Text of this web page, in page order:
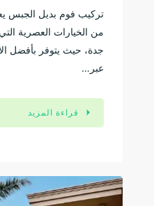
تركيب فوم بديل الجبس
من الخيارات العصرية
جدة، حيث يتوفر بأفضل
عبر…
قراءة المزيد